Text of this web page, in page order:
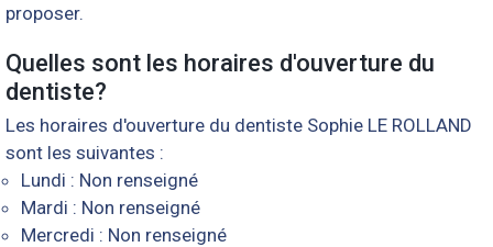
proposer.
Quelles sont les horaires d'ouverture du
dentiste?
Les horaires d'ouverture du dentiste Sophie LE ROLLAND
sont les suivantes :
Lundi : Non renseigné
Mardi : Non renseigné
Mercredi : Non renseigné